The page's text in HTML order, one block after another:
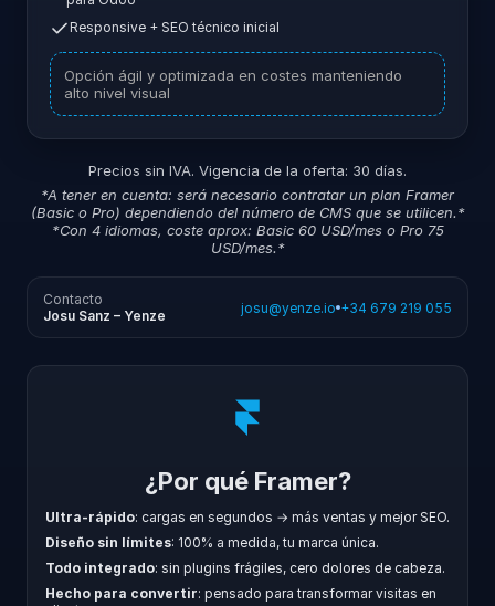
Responsive + SEO técnico inicial
Opción ágil y optimizada en costes manteniendo
alto nivel visual
Precios sin IVA. Vigencia de la oferta: 30 días.
*A tener en cuenta: será necesario contratar un plan Framer
(Basic o Pro) dependiendo del número de CMS que se utilicen.*
*Con 4 idiomas, coste aprox: Basic 60 USD/mes o Pro 75
USD/mes.*
Contacto
Josu Sanz – Yenze
josu@yenze.io +34 679 219 055
¿Por qué Framer?
Ultra-rápido: cargas en segundos → más ventas y mejor SEO.
Diseño sin límites: 100% a medida, tu marca única.
Todo integrado: sin plugins frágiles, cero dolores de cabeza.
Hecho para convertir: pensado para transformar visitas en